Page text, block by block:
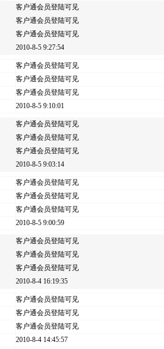
客户通会员登陆可见
客户通会员登陆可见
客户通会员登陆可见
2010-8-5 9:27:54
客户通会员登陆可见
客户通会员登陆可见
客户通会员登陆可见
2010-8-5 9:10:01
客户通会员登陆可见
客户通会员登陆可见
客户通会员登陆可见
2010-8-5 9:03:14
客户通会员登陆可见
客户通会员登陆可见
客户通会员登陆可见
2010-8-5 9:00:59
客户通会员登陆可见
客户通会员登陆可见
客户通会员登陆可见
2010-8-4 16:19:35
客户通会员登陆可见
客户通会员登陆可见
客户通会员登陆可见
2010-8-4 14:45:57